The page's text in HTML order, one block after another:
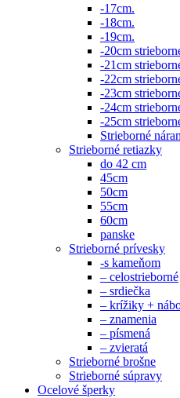
-17cm.
-18cm.
-19cm.
-20cm
-21cm
-22cm
-23cm
-24cm
-25cm
Strieborné
Strieborné retiazky
do 42 cm
45cm
50cm
55cm
60cm
panske
Strieborné prívesky
-s kameňom
– celostrieborné
– srdiečka
– krížiky +
– znamenia
– písmená
– zvieratá
Strieborné brošne
Strieborné súpravy
Ocelové šperky